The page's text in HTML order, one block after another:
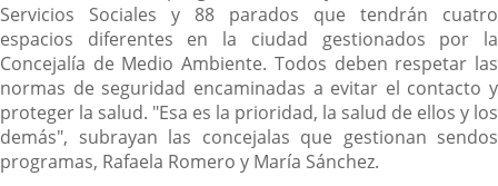
Servicios Sociales y 88 parados que tendrán cuatro
espacios diferentes en la ciudad gestionados por la
Concejalía de Medio Ambiente. Todos deben respetar las
normas de seguridad encaminadas a evitar el contacto y
proteger la salud. "Esa es la prioridad, la salud de ellos y los
demás", subrayan las concejalas que gestionan sendos
programas, Rafaela Romero y María Sánchez.